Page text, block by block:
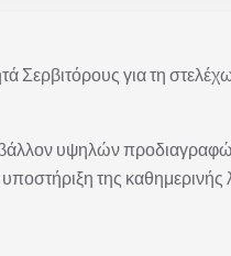
για τη
υψηλών
της καθημερινής